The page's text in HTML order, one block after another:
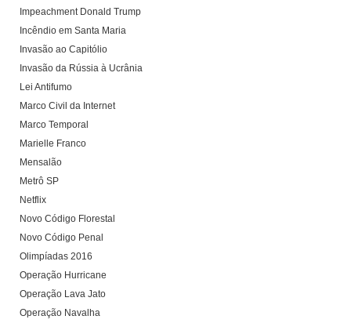
Impeachment Donald Trump
Incêndio em Santa Maria
Invasão ao Capitólio
Invasão da Rússia à Ucrânia
Lei Antifumo
Marco Civil da Internet
Marco Temporal
Marielle Franco
Mensalão
Metrô SP
Netflix
Novo Código Florestal
Novo Código Penal
Olimpíadas 2016
Operação Hurricane
Operação Lava Jato
Operação Navalha